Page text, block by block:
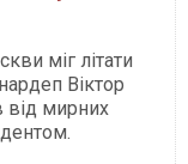
міг літати
Віктор
від мирних